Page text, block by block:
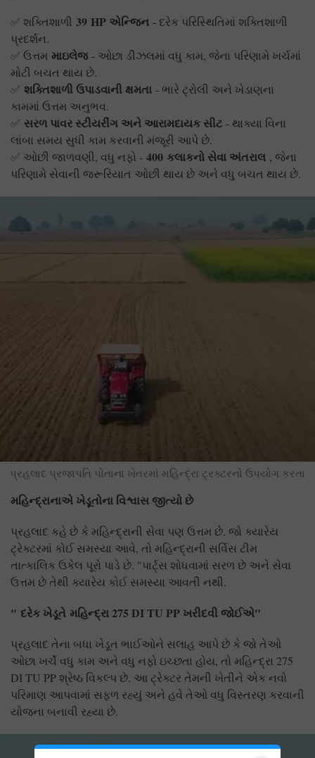
✅ શક્તિશાળી 39 HP એન્જિન - દરેક પરિસ્થિતિમાં શક્તિશાળી
પ્રદર્શન.
✅ ઉત્તમ માઇલેજ- ઓછા ડીઝલમાં વધુ કામ, જેના પરિણામે ખર્ચમાં
મોટી બચત થાય છે.
✅ શક્તિશાળી ઉપાડવાની ક્ષમતા - ભારે ટ્રોલી અને ખેડાણના
કામમાં ઉત્તમ અનુભવ.
✅ સરળ પાવર સ્ટીયરીંગ અને આરામદાયક સીટ- થાક્યા વિના
લાંબા સમય સુધી કામ કરવાની મંજૂરી આપે છે.
✅ ઓછી જાળવણી, વધુ નફો - 400 કલાકનો સેવા અંતરાલ , જેના
પરિણામે સેવાની જરૂરિયાત ઓછી થાય છે અને વધુ બચત થાય છે.
પ્રહલાદ પ્રજાપતિ પોતાના ખેતરમાં મહિન્દ્રા ટ્રક્ટરનો ઉપયોગ કરતા
મહિન્દ્રાનાએ ખેડૂતોના વિશ્વાસ જીત્યો છે
પ્રહલાદ કહે છે કે મહિન્દ્રાની સેવા પણ ઉત્તમ છે. જો ક્યારેય
ટ્રેક્ટરમાં કોઈ સમસ્યા આવે, તો મહિન્દ્રાની સર્વિસ ટીમ
તાત્કાલિક ઉકેલ પૂરો પાડે છે. "પાર્ટ્સ શોધવામાં સરળ છે અને સેવા
ઉત્તમ છે તેથી ક્યારેય કોઈ સમસ્યા આવતી નથી.
" દરેક ખેડૂતે મહિન્દ્રા275 DI TU PPખરીદવી જોઈએ"
પ્રહલાદ તેના બધા ખેડૂત ભાઈઓને સલાહ આપે છે કે જો તેઓ
ઓછા ખર્ચે વધુ કામ અને વધુ નફો ઇચ્છતા હોય, તો મહિન્દ્રા 275
DI TU PP શ્રેષ્ઠ વિકલ્પ છે. આ ટ્રેક્ટર તેમની ખેતીને એક નવો
પરિમાણ આપવામાં સફળ રહ્યું અને હવે તેઓ વધુ વિસ્તરણ કરવાની
યોજના બનાવી રહ્યા છે.